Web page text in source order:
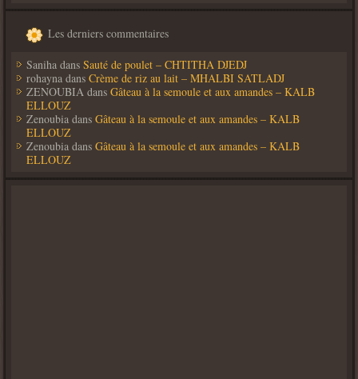
Les derniers commentaires
Saniha dansSauté de poulet – CHTITHA DJEDJ
rohayna dansCrème de riz au lait – MHALBI SATLADJ
ZENOUBIA dansGâteau à la semoule et aux amandes – KALB
ELLOUZ
Zenoubia dansGâteau à la semoule et aux amandes – KALB
ELLOUZ
Zenoubia dansGâteau à la semoule et aux amandes – KALB
ELLOUZ